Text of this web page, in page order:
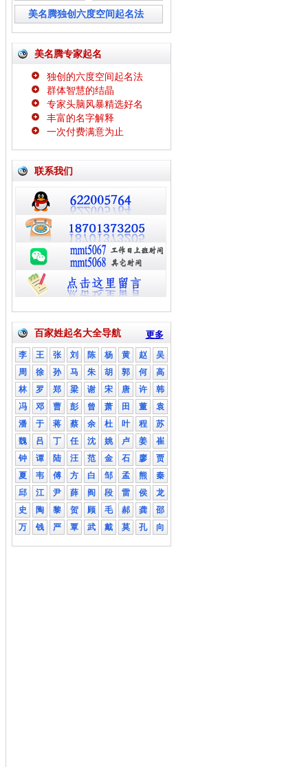
美名腾独创六度空间起名法
美名腾专家起名
独创的六度空间起名法
群体智慧的结晶
专家头脑风暴精选好名
丰富的名字解释
一次付费满意为止
联系我们
更多
百家姓起名大全导航
李 王 张 刘 陈 杨 黄 赵
吴
周
徐 孙 马 朱 胡 郭 何
高
林
罗 郑 梁 谢 宋 唐 许
韩
冯
邓 曹 彭 曾 萧 田 董
袁
潘
于 蒋 蔡 余 杜 叶 程
苏
魏
吕 丁 任 沈 姚 卢 姜
崔
钟
谭 陆 汪 范 金 石 廖
贾
夏
韦 傅 方 白 邹 孟 熊
秦
邱
江 尹 薛 阎 段 雷 侯
龙
史
陶 黎 贺 顾 毛 郝 龚
邵
万
钱 严 覃 武 戴 莫 孔 向